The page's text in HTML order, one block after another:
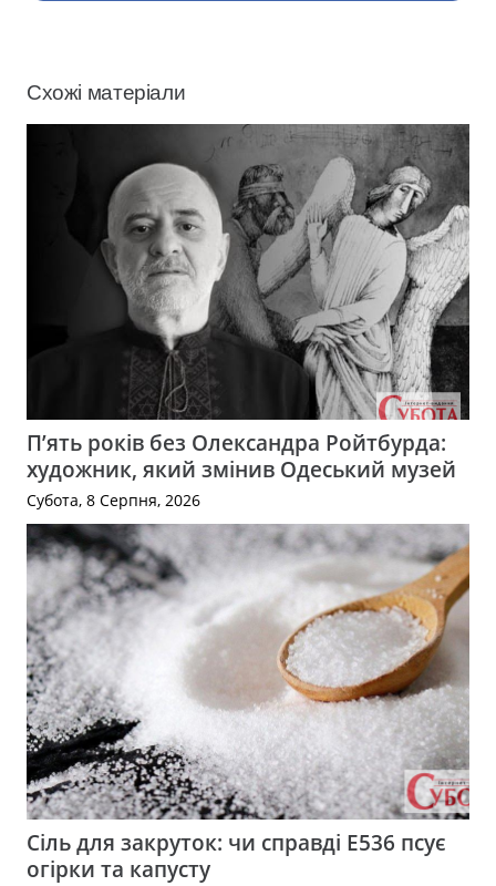
Схожі матеріали
П’ять років без Олександра Ройтбурда:
художник, який змінив Одеський музей
Субота, 8 Серпня, 2026
Сіль для закруток: чи справді Е536 псує
огірки та капусту